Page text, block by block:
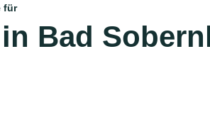
für
Bad